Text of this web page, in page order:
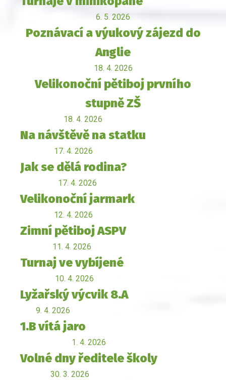
6. 5. 2026
Poznávací a výukový zájezd do
Anglie
18. 4. 2026
Velikonoční pětiboj prvního
stupně ZŠ
18. 4. 2026
Na návštěvě na statku
17. 4. 2026
Jak se dělá rodina?
17. 4. 2026
Velikonoční jarmark
12. 4. 2026
Zimní pětiboj ASPV
11. 4. 2026
Turnaj ve vybíjené
10. 4. 2026
Lyžařský výcvik 8.A
9. 4. 2026
1.B vítá jaro
1. 4. 2026
Volné dny ředitele školy
30. 3. 2026